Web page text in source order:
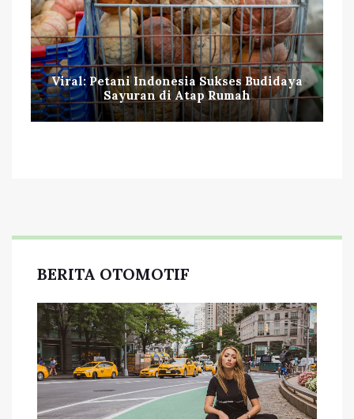
Viral: Petani Indonesia Sukses Budidaya
Sayuran di Atap Rumah
BERITA OTOMOTIF